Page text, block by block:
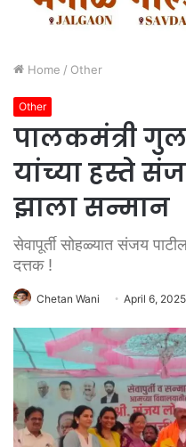
Home / Other
Other
पालकमंत्री
यांच्या हस्ते
झाला सन्मान
सेवापूर्ती सोहळ्यात संजय
दत्तक !
Chetan Wani April 6, 2025